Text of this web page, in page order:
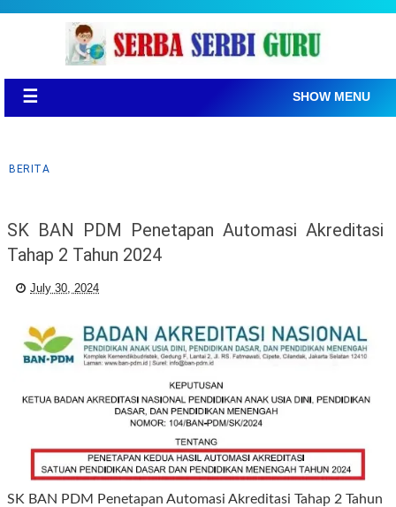
☰ SHOW MENU
BERITA
SK BAN PDM Penetapan Automasi Akreditasi
Tahap 2 Tahun 2024
July 30, 2024
SK BAN PDM Penetapan Automasi Akreditasi Tahap 2 Tahun